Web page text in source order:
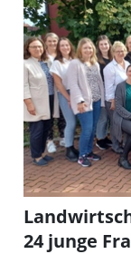
24 junge